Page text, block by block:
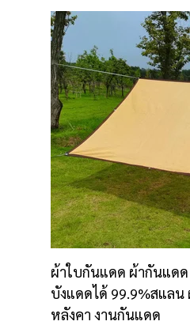
฿
ผ้าใบกันแดด ผ้ากันแด
บังแดดได้ 99.9%สแล
หลังคา งานกันแดด